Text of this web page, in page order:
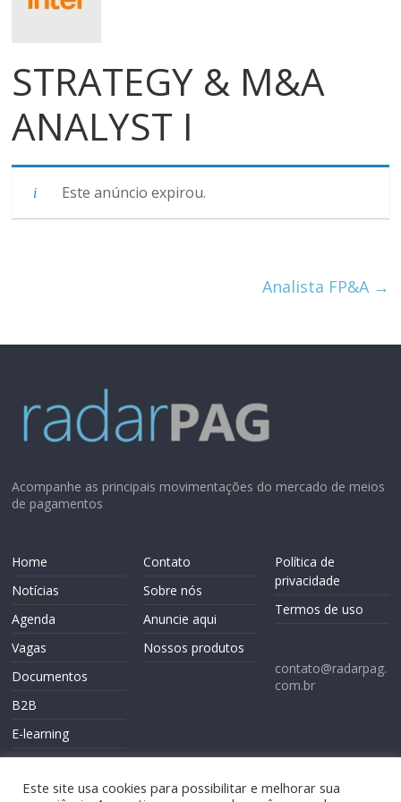
meios
STRATEGY & M&A
ANALYST I
Este anúncio expirou.
Analista FP&A →
Acompanhe as principais movimentações do mercado de meios
de pagamentos
Home
Notícias
Agenda
Vagas
Documentos
B2B
E-learning
Contato
Sobre nós
Anuncie aqui
Nossos produtos
Política de
privacidade
Termos de uso
contato@radarpag.
com.br
Este site usa cookies para possibilitar e melhorar sua